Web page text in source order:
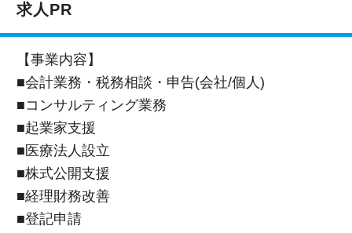
求人PR
【事業内容】
■会計業務・税務相談・申告(会社/個人)
■コンサルティング業務
■起業家支援
■医療法人設立
■株式公開支援
■経理財務改善
■登記申請